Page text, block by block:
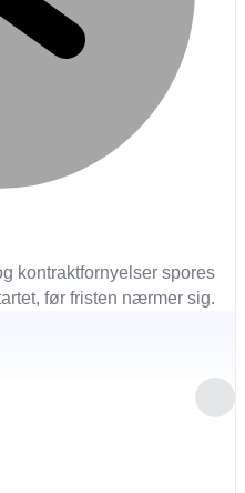
kontraktfornyelser spores
før fristen nærmer sig.